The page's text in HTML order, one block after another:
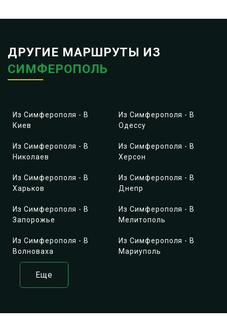
ДРУГИЕ МАРШРУТЫ ИЗ
СИМФЕРОПОЛЬ
Из Симферополя - В
Киев
Из Симферополя - В
Одессу
Из Симферополя - В
Николаев
Из Симферополя - В
Херсон
Из Симферополя - В
Харьков
Из Симферополя - В
Днепр
Из Симферополя - В
Запорожье
Из Симферополя - В
Мелитополь
Из Симферополя - В
Волноваха
Из Симферополя - В
Мариуполь
Еще